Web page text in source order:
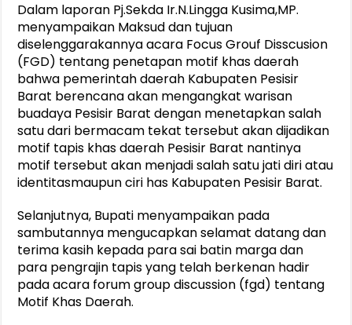
Dalam laporan Pj.Sekda Ir.N.Lingga Kusima,MP.
menyampaikan Maksud dan tujuan
diselenggarakannya acara Focus Grouf Disscusion
(FGD) tentang penetapan motif khas daerah
bahwa pemerintah daerah Kabupaten Pesisir
Barat berencana akan mengangkat warisan
buadaya Pesisir Barat dengan menetapkan salah
satu dari bermacam tekat tersebut akan dijadikan
motif tapis khas daerah Pesisir Barat nantinya
motif tersebut akan menjadi salah satu jati diri atau
identitasmaupun ciri has Kabupaten Pesisir Barat.
Selanjutnya, Bupati menyampaikan pada
sambutannya mengucapkan selamat datang dan
terima kasih kepada para sai batin marga dan
para pengrajin tapis yang telah berkenan hadir
pada acara forum group discussion (fgd) tentang
Motif Khas Daerah.